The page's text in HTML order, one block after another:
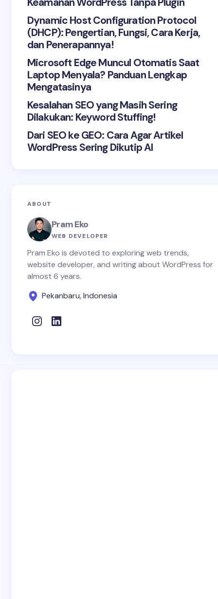
Dynamic Host Configuration Protocol
(DHCP): Pengertian, Fungsi, Cara Kerja,
dan Penerapannya!
Microsoft Edge Muncul Otomatis Saat
Laptop Menyala? Panduan Lengkap
Mengatasinya
Kesalahan SEO yang Masih Sering
Dilakukan: Keyword Stuffing!
Dari SEO ke GEO: Cara Agar Artikel
WordPress Sering Dikutip AI
ABOUT
Pram Eko
WEB DEVELOPER
Pram Eko is devoted to exploring web trends,
website developer, and writing about WordPress for
almost 6 years.
Pekanbaru, Indonesia